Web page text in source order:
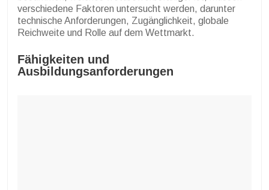
verschiedene Faktoren untersucht werden, darunter
technische Anforderungen, Zugänglichkeit, globale
Reichweite und Rolle auf dem Wettmarkt.
Fähigkeiten und
Ausbildungsanforderungen